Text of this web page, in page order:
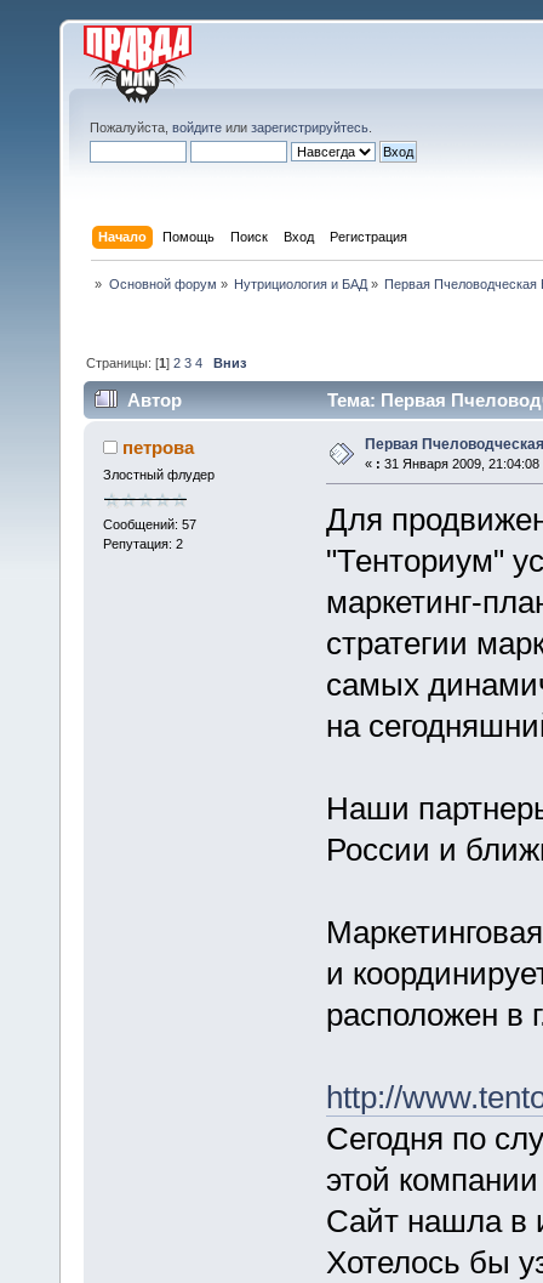
Пожалуйста, войдите или зарегистрируйтесь
Начало Помощь Поиск Вход Регистрация
» Основной форум » Нутрициология и БАД » Первая
Страницы: [1]2 3 4 Вниз
Автор Тема: Первая
петрова
Злостный флудер
Сообщений: 57
Репутация: 2
Первая
« : 31 Января 2009, 21:04:08
Для
"Тенториум"
маркетинг-
стратегии
самых
на
Наши
России и
и
расположен в
http://
Сегодня по
этой
Сайт нашла в
Хотелось бы